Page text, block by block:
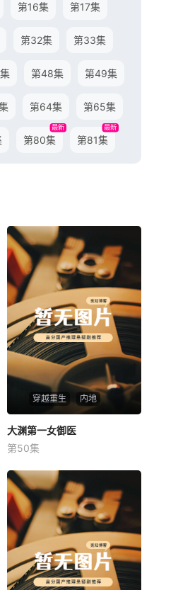
第16集 第17集
第32集 第33集
第48集 第49集
第64集 第65集
第80集
最新
第81集
最新
穿越重生 内地
大渊第一女御医
未知
大渊第一女御医
第50集